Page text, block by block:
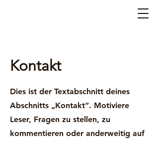
Kontakt
Dies ist der Textabschnitt deines
Abschnitts „Kontakt“. Motiviere
Leser, Fragen zu stellen, zu
kommentieren oder anderweitig auf